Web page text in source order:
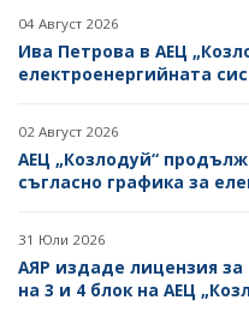
04 Август 2026
Ива Петрова в АЕЦ
електроенергийната
02 Август 2026
АЕЦ „Козлодуй“
съгласно графика за
31 Юли 2026
АЯР издаде лицензия
на 3 и 4 блок на АЕЦ